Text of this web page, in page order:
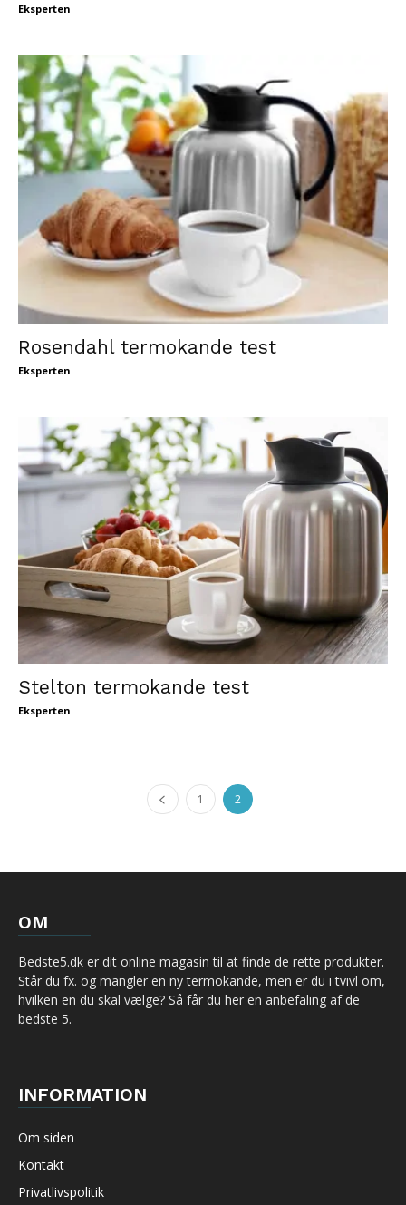
Eksperten
Rosendahl termokande test
Eksperten
Stelton termokande test
Eksperten
1 2
OM
Bedste5.dk er dit online magasin til at finde de rette produkter.
Står du fx. og mangler en ny termokande, men er du i tvivl om,
hvilken en du skal vælge? Så får du her en anbefaling af de
bedste 5.
INFORMATION
Om siden
Kontakt
Privatlivspolitik